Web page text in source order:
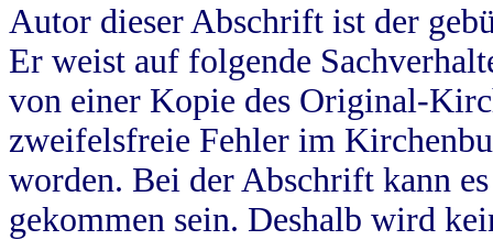
Autor dieser Abschrift ist der
Er weist auf folgende
von einer Kopie des Original-
zweifelsfreie Fehler im
worden. Bei der Abschrift kann
gekommen sein. Deshalb wird